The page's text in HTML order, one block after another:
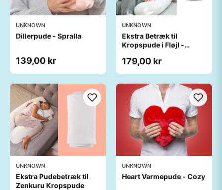
UNKNOWN
Dillerpude - Spralla
139,00 kr
UNKNOWN
Ekstra Betræk til
Kropspude i Fløjl -
179,00 kr
UNKNOWN
Ekstra Pudebetræk til
Zenkuru Kropspude
UNKNOWN
Heart Varmepude - Cozy